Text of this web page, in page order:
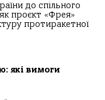
до спільного
проєкт «Фрея»
протиракетної
які вимоги